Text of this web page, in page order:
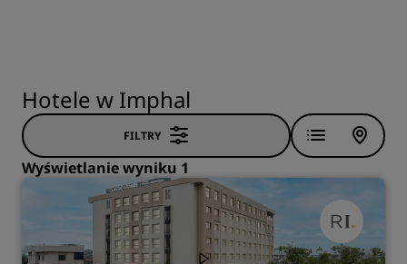
Hotele w Imphal
FILTRY
Wyświetlanie wyniku 1